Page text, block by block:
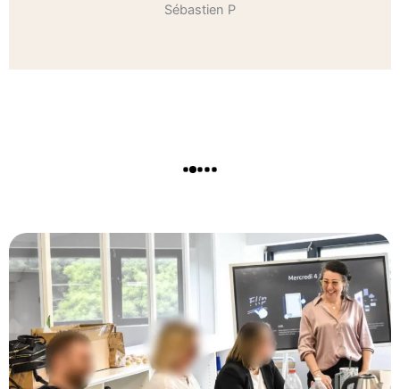
Sébastien P